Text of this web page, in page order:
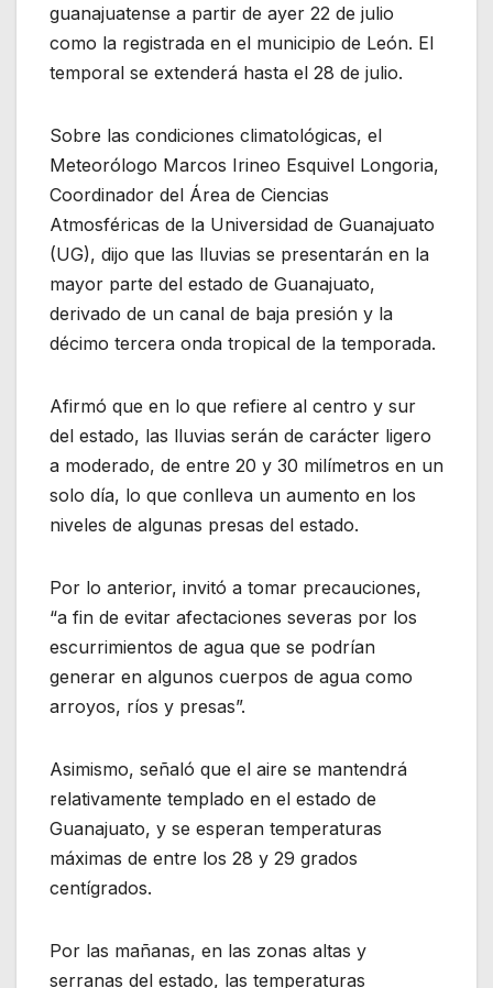
guanajuatense a partir de ayer 22 de julio
como la registrada en el municipio de León. El
temporal se extenderá hasta el 28 de julio.
Sobre las condiciones climatológicas, el
Meteorólogo Marcos Irineo Esquivel Longoria,
Coordinador del Área de Ciencias
Atmosféricas de la Universidad de Guanajuato
(UG), dijo que las lluvias se presentarán en la
mayor parte del estado de Guanajuato,
derivado de un canal de baja presión y la
décimo tercera onda tropical de la temporada.
Afirmó que en lo que refiere al centro y sur
del estado, las lluvias serán de carácter ligero
a moderado, de entre 20 y 30 milímetros en un
solo día, lo que conlleva un aumento en los
niveles de algunas presas del estado.
Por lo anterior, invitó a tomar precauciones,
“a fin de evitar afectaciones severas por los
escurrimientos de agua que se podrían
generar en algunos cuerpos de agua como
arroyos, ríos y presas”.
Asimismo, señaló que el aire se mantendrá
relativamente templado en el estado de
Guanajuato, y se esperan temperaturas
máximas de entre los 28 y 29 grados
centígrados.
Por las mañanas, en las zonas altas y
serranas del estado, las temperaturas